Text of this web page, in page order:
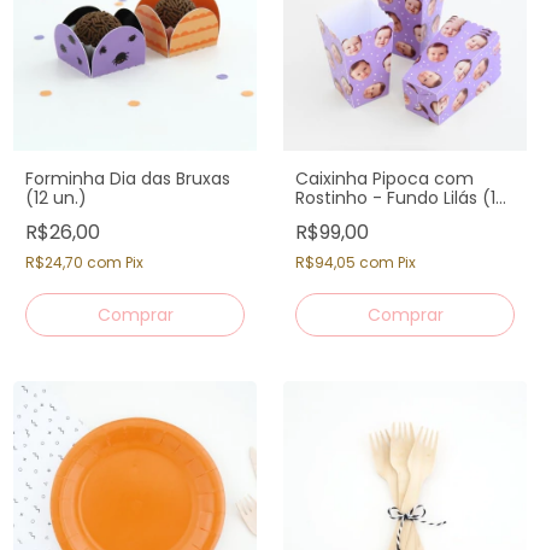
Forminha Dia das Bruxas
(12 un.)
R$26,00
R$24,70 com Pix
Caixinha Pipoca com
Rostinho - Fundo Lilás (12
un)
R$99,00
R$94,05 com Pix